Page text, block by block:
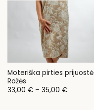
Moteriška pirties prijuostė
Rožės
33,00 € – 35,00 €Price